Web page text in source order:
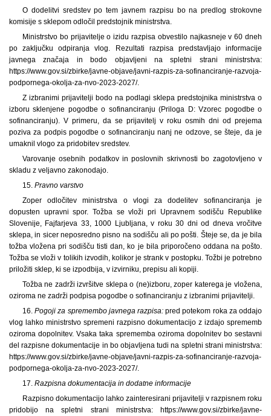
O dodelitvi sredstev po tem javnem razpisu bo na predlog strokovne
komisije s sklepom odločil predstojnik ministrstva.
Ministrstvo bo prijavitelje o izidu razpisa obvestilo najkasneje v 60 dneh
po zaključku odpiranja vlog. Rezultati razpisa predstavljajo informacije
javnega značaja in bodo objavljeni na spletni strani ministrstva:
https://www.gov.si/zbirke/javne-objave/javni-razpis-za-sofinanciranje-razvoja-
podpornega-okolja-za-nvo-2023-2027/.
Z izbranimi prijavitelji bodo na podlagi sklepa predstojnika ministrstva o
izboru sklenjene pogodbe o sofinanciranju (Priloga D: Vzorec pogodbe o
sofinanciranju). V primeru, da se prijavitelj v roku osmih dni od prejema
poziva za podpis pogodbe o sofinanciranju nanj ne odzove, se šteje, da je
umaknil vlogo za pridobitev sredstev.
Varovanje osebnih podatkov in poslovnih skrivnosti bo zagotovljeno v
skladu z veljavno zakonodajo.
15. Pravno varstvo
Zoper odločitev ministrstva o vlogi za dodelitev sofinanciranja je
dopusten upravni spor. Tožba se vloži pri Upravnem sodišču Republike
Slovenije, Fajfarjeva 33, 1000 Ljubljana, v roku 30 dni od dneva vročitve
sklepa, in sicer neposredno pisno na sodišču ali po pošti. Šteje se, da je bila
tožba vložena pri sodišču tisti dan, ko je bila priporočeno oddana na pošto.
Tožba se vloži v tolikih izvodih, kolikor je strank v postopku. Tožbi je potrebno
priložiti sklep, ki se izpodbija, v izvirniku, prepisu ali kopiji.
Tožba ne zadrži izvršitve sklepa o (ne)izboru, zoper katerega je vložena,
oziroma ne zadrži podpisa pogodbe o sofinanciranju z izbranimi prijavitelji.
16.Pogoji za spremembo javnega razpisa:pred potekom roka za oddajo
vlog lahko ministrstvo spremeni razpisno dokumentacijo z izdajo sprememb
oziroma dopolnitev. Vsaka taka sprememba oziroma dopolnitev bo sestavni
del razpisne dokumentacije in bo objavljena tudi na spletni strani ministrstva:
https://www.gov.si/zbirke/javne-objave/javni-razpis-za-sofinanciranje-razvoja-
podpornega-okolja-za-nvo-2023-2027/.
17. Razpisna dokumentacija in dodatne informacije
Razpisno dokumentacijo lahko zainteresirani prijavitelji v razpisnem roku
pridobijo na spletni strani ministrstva: https://www.gov.si/zbirke/javne-